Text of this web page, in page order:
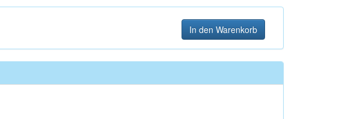
In den Warenkorb